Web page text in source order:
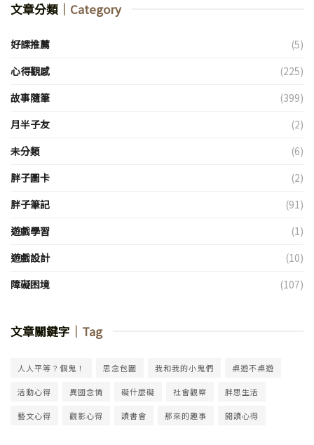
文章分類 ｜Category
好課推薦
(5)
心得觀感
(225)
故事隨筆
(399)
月半子友
(2)
未分類
(6)
胖子圖卡
(2)
胖子筆記
(91)
遊戲學習
(1)
遊戲設計
(10)
障礙困境
(107)
文章關鍵字 ｜Tag
人人平等？個鬼！ 思念包圍 我和我的小鬼們 桌遊不桌遊
活動心得 異國念情 礙什麼礙 社會觀察 胖思生活
藝文心得 觀影心得 讀書會 那來的趣事 閱讀心得